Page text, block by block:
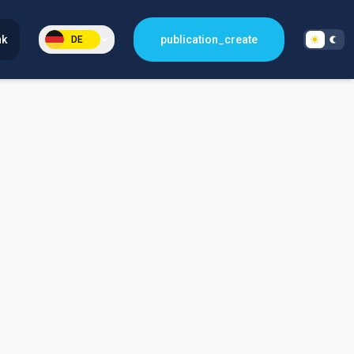
DE publication_create